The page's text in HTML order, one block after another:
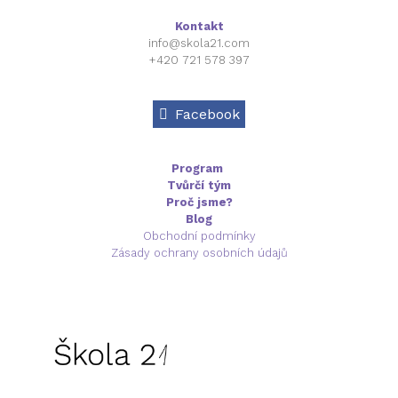
Kontakt
info@skola21.com
+420 721 578 397
Facebook
Program
Tvůrčí tým
Proč jsme?
Blog
Obchodní podmínky
Zásady ochrany osobních údajů